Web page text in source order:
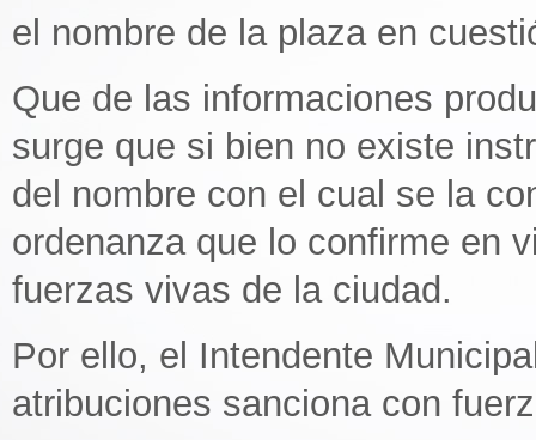
el nombre de la plaza en
Que de las informaciones
surge que si bien no existe
del nombre con el cual se la
ordenanza que lo confirme en
fuerzas vivas de la ciudad.
Por ello, el Intendente
atribuciones sanciona con